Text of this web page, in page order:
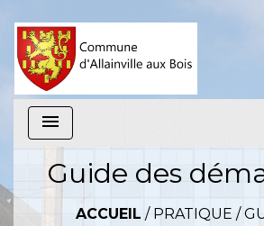
menu
Guide des
ACCUEIL / PRATIQUE /